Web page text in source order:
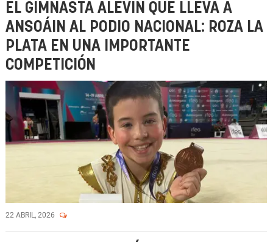
EL GIMNASTA ALEVÍN QUE LLEVA A
ANSOÁIN AL PODIO NACIONAL: ROZA LA
PLATA EN UNA IMPORTANTE
COMPETICIÓN
22 ABRIL, 2026